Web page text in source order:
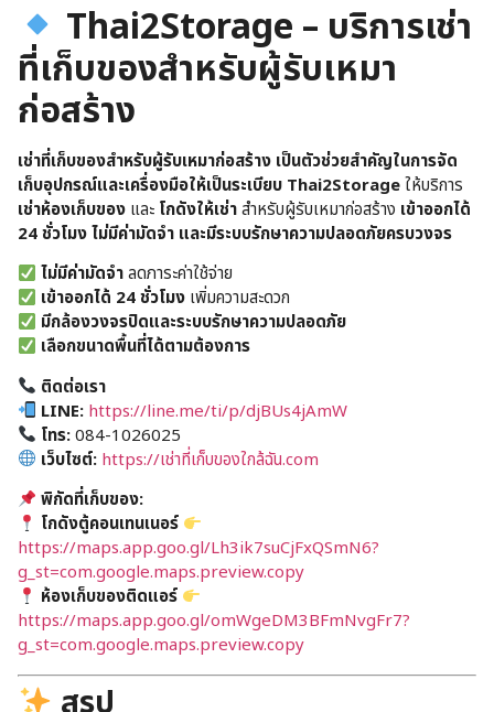
Thai2Storage – บริการเช่า
ที่เก็บของสำหรับผู้รับเหมา
ก่อสร้าง
เช่าที่เก็บของสำหรับผู้รับเหมาก่อสร้าง เป็นตัวช่วยสำคัญในการจัด
เก็บอุปกรณ์และเครื่องมือให้เป็นระเบียบ Thai2Storageให้บริการ
เช่าห้องเก็บของ และ โกดังให้เช่าสำหรับผู้รับเหมาก่อสร้าง เข้าออกได้
24 ชั่วโมง ไม่มีค่ามัดจำ และมีระบบรักษาความปลอดภัยครบวงจร
ไม่มีค่ามัดจำลดภาระค่าใช้จ่าย
เข้าออกได้ 24 ชั่วโมง เพิ่มความสะดวก
มีกล้องวงจรปิดและระบบรักษาความปลอดภัย
เลือกขนาดพื้นที่ได้ตามต้องการ
ติดต่อเรา
LINE: https://line.me/ti/p/djBUs4jAmW
โทร:084-1026025
เว็บไซต์: https://เช่าที่เก็บของใกล้ฉัน.com
พิกัดที่เก็บของ:
โกดังตู้คอนเทนเนอร์
https://maps.app.goo.gl/Lh3ik7suCjFxQSmN6?
g_st=com.google.maps.preview.copy
ห้องเก็บของติดแอร์
https://maps.app.goo.gl/omWgeDM3BFmNvgFr7?
g_st=com.google.maps.preview.copy